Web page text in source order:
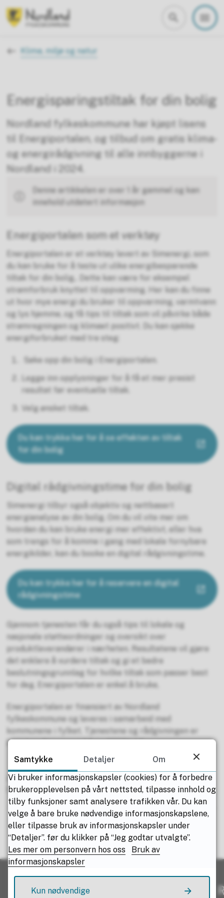
Du er her:
Klima, miljø og natur
Energisparingstiltak for din bolig
Nordland fylkeskommune har kjøpt lisens
til Energiportalen, og tilbud om gratis klima-
og energirådgivning til alle innbyggerne i
Nordland i 2024.
Denne artikkelen er over 1 år gammel og kan
innehold utdatert informasjon
Energiportalen som et verktøy
Energiportalen er et verktøy levert av Simenergi, som
du kan bruke for å teste ut ulike energibesparende
tiltak for din bolig,. Dette kan være for eksempel
strømforbruk knyttet til oppvarming. Her kan du finne
ut hvor mye energi du bruker til oppvarming, varmtvann
og lys hjemme, og få tips til tiltak som vil påvirke både
strømregningen og klimaet positivt. Du kan sjekke
energiforbruket med tre steg:
Søke opp din bolig i Energiportalen.
Legge inn opplysninger for å få et mer presist
resultat før eventuelle tiltak.
Velg ønsket tiltak.
Du kan trykke her for å se effekten av tiltak
for din bolig
Digital rådgivningstime for din bolig
Simenergi tilbyr også objektiv og nettbasert
energianalyse av din bolig. Om du vil vite mer om
hvordan du kan bruke energi mer effektivt, eller hva
som trengs for å komme i gang med lokale fornybare
energikilder, kan du booke en digital rådgivningstime.
Du kan trykke her for å reservere en digital
rådgivningstime
Gjennom tjenesten får du også tips til lokale og
nasjonale støtteordninger og oversikt over
produktleverandører i nærheten. Resultatene vil gjøre
det enklere å vurdere tiltak og gi et bedre
beslutningsgrunnlag for hvilke tiltak som passer best
for deg. Energiportalen er enkel å bruke,
Energiportalen er finansiert av Nordland
fylkeskommune og leveres i samarbeid med
kommunene i fylket. Tjenestene og rådgivningen er
levert av Simenergi AS og EEFFY AS.
Publisert av Hilde Olsen Publisert 18.04.2024 12.43
Sist endret 19.04.2024 14.06
Fant du det du lette etter?
Samtykke Detaljer
Om
Vi bruker informasjonskapsler (cookies) for å forbedre
brukeropplevelsen på vårt nettsted, tilpasse innhold og
tilby funksjoner samt analysere trafikken vår. Du kan
velge å bare bruke nødvendige informasjonskapslene,
eller tilpasse bruk av informasjonskapsler under
“Detaljer”. før du klikker på “Jeg godtar utvalgte”.
Les mer om personvern hos oss
Bruk av
informasjonskapsler
Kun nødvendige